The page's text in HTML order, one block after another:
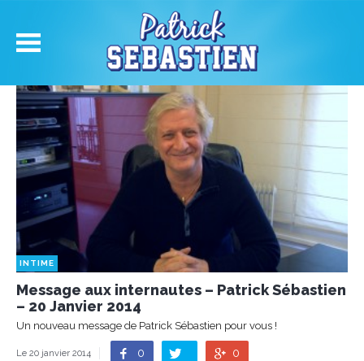
INTIME
Message aux internautes – Patrick Sébastien
– 20 Janvier 2014
Un nouveau message de Patrick Sébastien pour vous !
Le 20 janvier 2014 0 0